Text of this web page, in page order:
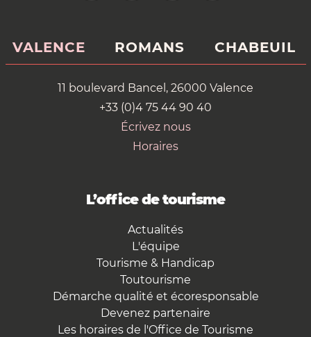
VALENCE ROMANS CHABEUIL
11 boulevard Bancel, 26000 Valence
+33 (0)4 75 44 90 40
Écrivez nous
Horaires
L’office de tourisme
Actualités
L'équipe
Tourisme & Handicap
Toutourisme
Démarche qualité et écoresponsable
Devenez partenaire
Les horaires de l'Office de Tourisme